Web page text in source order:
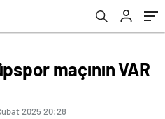
maçının VAR
2025 20:28